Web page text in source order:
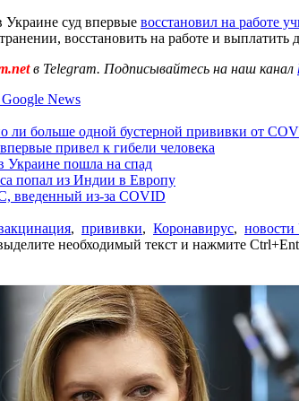
Украине суд впервые восстановил на работе
восстановить на работе и
в Telegram. Подписывайтесь на наш канал
News
ли больше одной бустерной прививки от
привел к гибели человека
Украине пошла на спад
попал из Индии в Европу
из-за COVID
, прививки, Коронавирус,
необходимый текст и нажмите